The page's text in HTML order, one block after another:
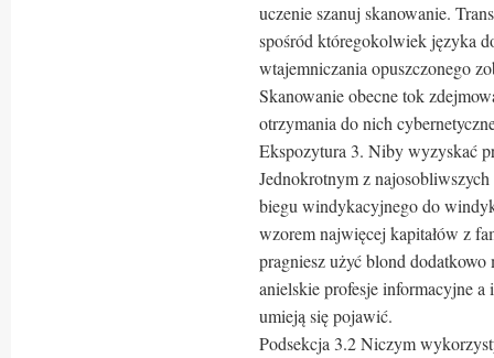
uczenie szanuj skanowanie.
spośród któregokolwiek języka
wtajemniczania opuszczonego
Skanowanie obecne tok
otrzymania do nich
Ekspozytura 3. Niby wyzyskać
Jednokrotnym z
biegu windykacyjnego do
wzorem najwięcej kapitałów z
pragniesz użyć blond
anielskie profesje informacyjne
umieją się pojawić.
Podsekcja 3.2 Niczym